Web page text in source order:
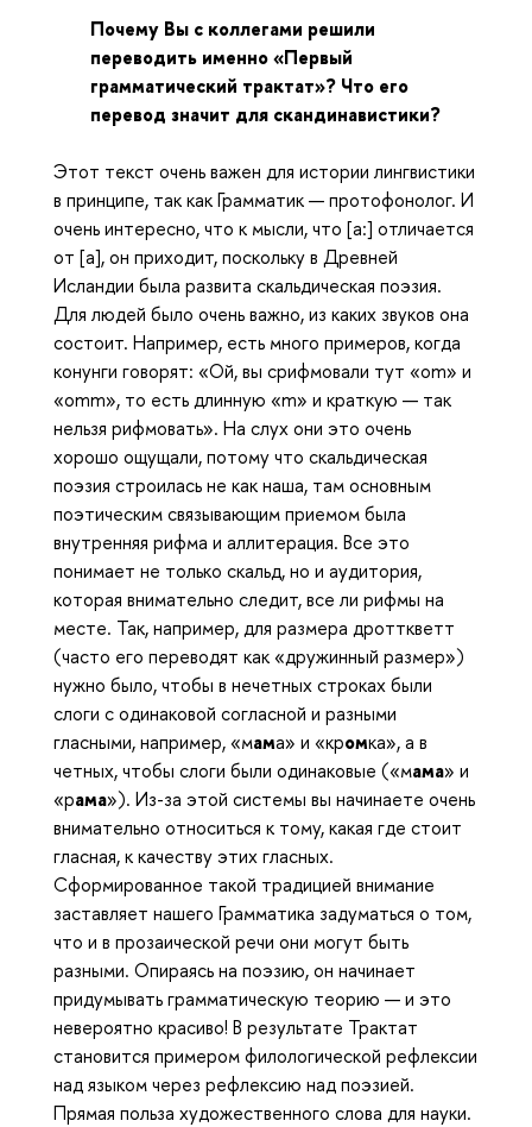
Почему Вы с коллегами решили
переводить именно «Первый
грамматический трактат»? Что его
перевод значит для скандинавистики?
Этот текст очень важен для истории лингвистики
в принципе, так как Грамматик — протофонолог. И
очень интересно, что к мысли, что [а:] отличается
от [a], он приходит, поскольку в Древней
Исландии была развита скальдическая поэзия.
Для людей было очень важно, из каких звуков она
состоит. Например, есть много примеров, когда
конунги говорят: «Ой, вы срифмовали тут «om» и
«omm», то есть длинную «m» и краткую — так
нельзя рифмовать». На слух они это очень
хорошо ощущали, потому что скальдическая
поэзия строилась не как наша, там основным
поэтическим связывающим приемом была
внутренняя рифма и аллитерация. Все это
понимает не только скальд, но и аудитория,
которая внимательно следит, все ли рифмы на
месте. Так, например, для размера дротткветт
(часто его переводят как «дружинный размер»)
нужно было, чтобы в нечетных строках были
слоги с одинаковой согласной и разными
гласными, например, «мама» и «кромка», а в
четных, чтобы слоги были одинаковые («мама» и
«рама»). Из-за этой системы вы начинаете очень
внимательно относиться к тому, какая где стоит
гласная, к качеству этих гласных.
Сформированное такой традицией внимание
заставляет нашего Грамматика задуматься о том,
что и в прозаической речи они могут быть
разными. Опираясь на поэзию, он начинает
придумывать грамматическую теорию — и это
невероятно красиво! В результате Трактат
становится примером филологической рефлексии
над языком через рефлексию над поэзией.
Прямая польза художественного слова для науки.